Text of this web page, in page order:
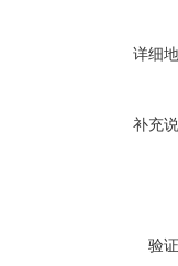
详细
补充
验